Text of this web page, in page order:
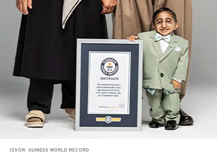
IZVOR: GUINESS WORLD RECORD